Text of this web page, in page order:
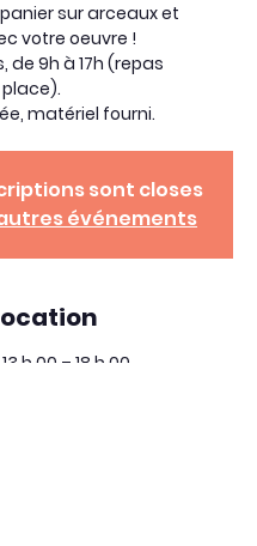
sur arceaux et
votre oeuvre !
de 9h à 17h (repas
matériel fourni.
sont closes
événements
h 00 – 18 h 00